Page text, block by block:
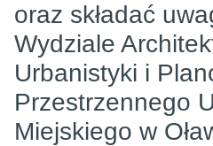
oraz składać
Wydziale
Urbanistyki i
Przestrzennego
Miejskiego w